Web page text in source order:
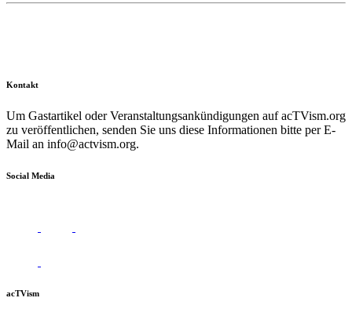
Kontakt
Um Gastartikel oder Veranstaltungsankündigungen auf acTVism.org
zu veröffentlichen, senden Sie uns diese Informationen bitte per E-
Mail an info@actvism.org.
Social Media
acTVism